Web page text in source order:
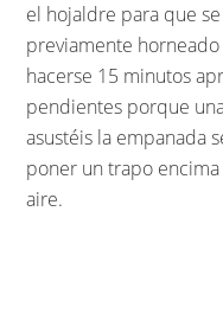
el hojaldre para que
previamente
hacerse 15 minutos
pendientes porque
asustéis la empanada
poner un trapo
aire.